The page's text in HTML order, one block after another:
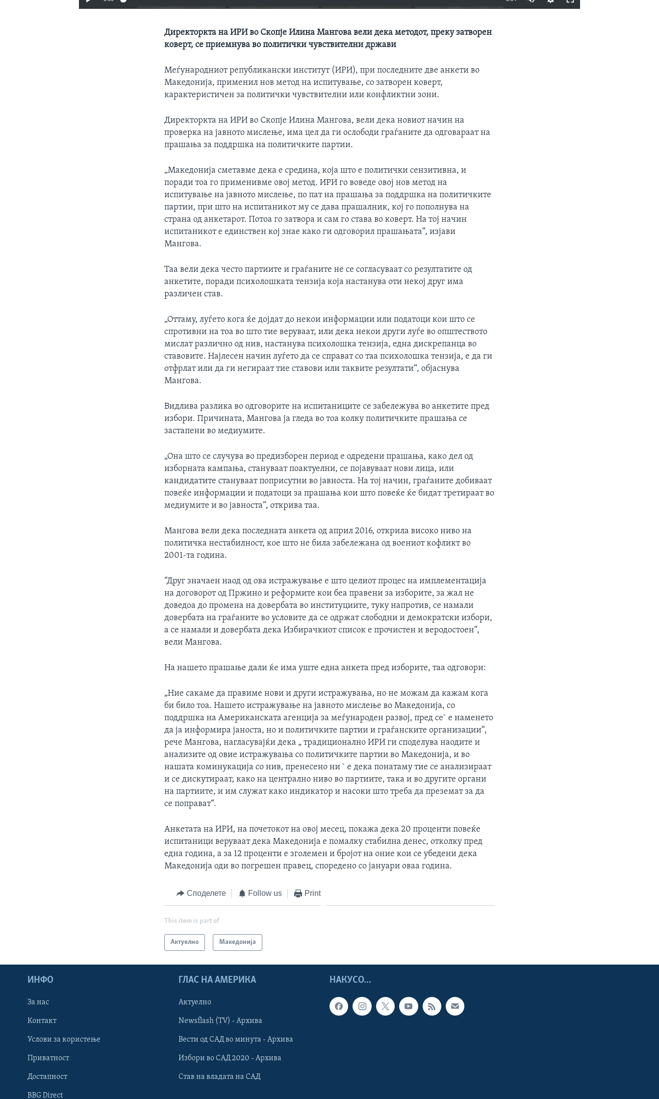
Learning English
НАКУСО...
Директоркта на ИРИ во Скопје Илина Мангова вели дека методот, преку затворен
коверт, се приемнува во политички чувствителни држави
Меѓународниот републикански институт (ИРИ), при последните две анкети во
Македонија, применил нов метод на испитување, со затворен коверт,
карактеристичен за политички чувствителни или конфликтни зони.
Директоркта на ИРИ во Скопје Илина Мангова, вели дека новиот начин на
проверка на јавното мислење, има цел да ги ослободи граѓаните да одговараат на
прашања за поддршка на политичките партии.
„Македонија сметавме дека е средина, која што е политички сензитивна, и
поради тоа го применивме овој метод. ИРИ го воведе овој нов метод на
испитување на јавното мислење, по пат на прашања за поддршка на политичките
партии, при што на испитаникот му се дава прашалник, кој го пополнува на
страна од анкетарот. Потоа го затвора и сам го става во коверт. На тој начин
испитаникот е единствен кој знае како ги одговорил прашањата“, изјави
Мангова.
Таа вели дека често партиите и граѓаните не се согласуваат со резултатите од
анкетите, поради психолошката тензија која настанува оти некој друг има
различен став.
„Оттаму, луѓето кога ќе дојдат до некои информации или податоци кои што се
спротивни на тоа во што тие веруваат, или дека некои други луѓе во општеството
мислат различно од нив, настанува психолошка тензија, една дискрепанца во
ставовите. Најлесен начин луѓето да се справат со таа психолошка тензија, е да ги
отфрлат или да ги негираат тие ставови или таквите резултати“, објаснува
Мангова.
Видлива разлика во одговорите на испитаниците се забележува во анкетите пред
избори. Причината, Мангова ја гледа во тоа колку политичките прашања се
застапени во медиумите.
„Она што се случува во предизборен период е одредени прашања, како дел од
изборната кампања, стануваат поактуелни, се појавуваат нови лица, или
кандидатите стануваат поприсутни во јавноста. На тој начин, граѓаните добиваат
повеќе информации и податоци за прашања кои што повеќе ќе бидат третираат во
медиумите и во јавноста“, открива таа.
Мангова вели дека последната анкета од април 2016, открила високо ниво на
политичка нестабилност, кое што не била забележана од воениот кофликт во
2001-та година.
“Друг значаен наод од ова истражување е што целиот процес на имплементација
на договорот од Пржино и реформите кои беа правени за изборите, за жал не
доведоа до промена на довербата во институциите, туку напротив, се намали
довербата на граѓаните во условите да се одржат слободни и демократски избори,
а се намали и довербата дека Избирачкиот список е прочистен и веродостоен“,
вели Мангова.
На нашето прашање дали ќе има уште една анкета пред изборите, таа одговори:
„Ние сакаме да правиме нови и други истражувања, но не можам да кажам кога
би било тоа. Нашето истражување на јавното мислење во Македонија, со
поддршка на Американската агенција за меѓународен развој, пред се` е наменето
да ја информира јаноста, но и политичките партии и граѓанските организации“,
рече Мангова, нагласувајќи дека „ традиционално ИРИ ги споделува наодите и
анализите од овие истражувања со политичките партии во Македонија, и во
нашата коминукација со нив, пренесено ни ` е дека понатаму тие се анализираат
и се дискутираат, како на централно ниво во партиите, така и во другите органи
на партиите, и им служат како индикатор и насоки што треба да преземат за да
се поправат“.
Анкетата на ИРИ, на почетокот на овој месец, покажа дека 20 проценти повеќе
испитаници веруваат дека Македонија е помалку стабилна денес, отколку пред
една година, а за 12 проценти е зголемен и бројот на оние кои се убедени дека
Македонија оди во погрешен правец, споредено со јануари оваа година.
Споделете Follow us Print
This item is part of
Актуелно Македонија
НАКУСО...
ИНФО
За нас
Контакт
Услови за користење
Приватност
Достапност
BBG Direct
ГЛАС НА АМЕРИКА
Актуелно
Newsflash (TV) - Архива
Вести од САД во минута - Архива
Избори во САД 2020 - Архива
Став на владата на САД